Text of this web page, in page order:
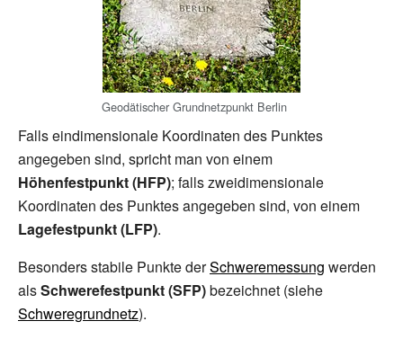
Geodätischer Grundnetzpunkt Berlin
Falls eindimensionale Koordinaten des Punktes
angegeben sind, spricht man von einem
Höhenfestpunkt (HFP); falls zweidimensionale
Koordinaten des Punktes angegeben sind, von einem
Lagefestpunkt(LFP).
Besonders stabile Punkte derSchweremessung werden
alsSchwerefestpunkt(SFP)bezeichnet (siehe
Schweregrundnetz).